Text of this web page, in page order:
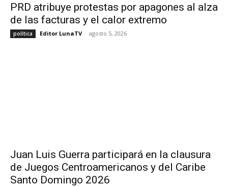
PRD atribuye protestas por apagones al alza
de las facturas y el calor extremo
política Editor LunaTV - agosto 5, 2026
Juan Luis Guerra participará en la clausura
de Juegos Centroamericanos y del Caribe
Santo Domingo 2026